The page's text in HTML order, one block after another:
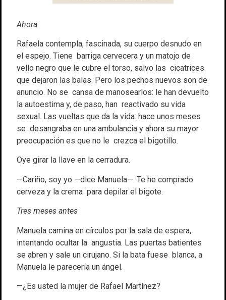
Ahora
Rafaela contempla, fascinada, su cuerpo desnudo en
el espejo. Tiene barriga cervecera y un matojo de
vello negro que le cubre el torso, salvo las cicatrices
que dejaron las balas. Pero los pechos nuevos son de
anuncio. No se cansa de manosearlos: le han devuelto
la autoestima y, de paso, han reactivado su vida
sexual. Las vueltas que da la vida: hace unos meses
se desangraba en una ambulancia y ahora su mayor
preocupación es que no le crezca el bigotillo.
Oye girar la llave en la cerradura.
—Cariño, soy yo —dice Manuela—. Te he comprado
cerveza y la crema para depilar el bigote.
Tres meses antes
Manuela camina en círculos por la sala de espera,
intentando ocultar la angustia. Las puertas batientes
se abren y sale un cirujano. Si la bata fuese blanca, a
Manuela le parecería un ángel.
—¿Es usted la mujer de Rafael Martínez?